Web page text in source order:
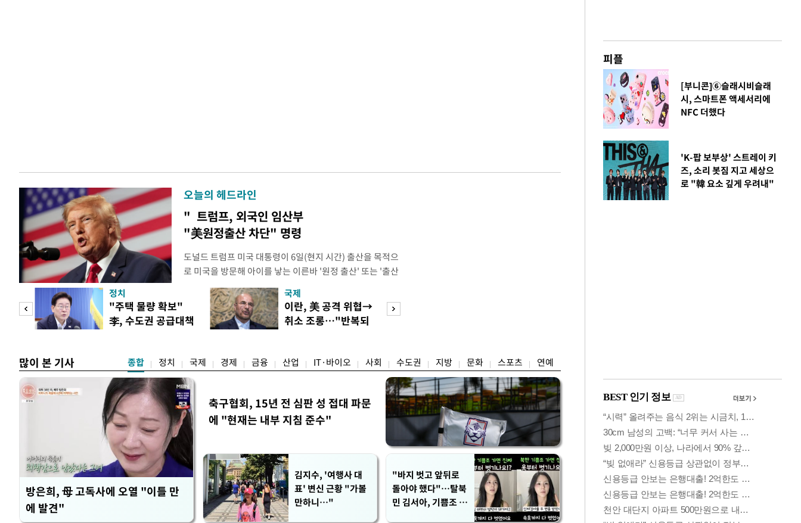
오늘의 헤드라인
" 트럼프, 외국인 임산부
"美원정출산 차단" 명령
도널드 트럼프 미국 대통령이 6일(현지 시간) 출산을 목적으
로 미국을 방문해 아이를 낳는 이른바 '원정 출산' 또는 '출산
관광'을 금지하라고 지시했다. 트럼프 대통령은 이날 백악관
집무실에서 이 같은 내용을 포함해 출생시민권을 제한하기
위한 두가지 행정명령에 서명했다. 행정명령은 ▲미국 영토
내에서 출산할 목적으로 외국인이 비이민 비자를 통해
정치
"주택 물량 확보"
李, 수도권 공급대책
국제
이란, 美 공격 위협→
취소 조롱…"반복되
많이 본 기사 종합 정치 국제 경제 금융 산업 IT·바이오 사회 수도권 지방 문화 스포츠 연예
방은희, 母 고독사에 오열 "이틀 만
에 발견"
축구협회, 15년 전 심판 성 접대 파문
에 "현재는 내부 지침 준수"
김지수, '여행사 대
표' 변신 근황 "가볼
만하니…"
"바지 벗고 앞뒤로
돌아야 했다"…탈북
민 김서아, 기쁨조 검
피플
[부니콘]⑥슬래시비슬래
시, 스마트폰 액세서리에
NFC 더했다
'K-팝 보부상' 스트레이 키
즈, 소리 봇짐 지고 세상으
로 "韓 요소 깊게 우려내"